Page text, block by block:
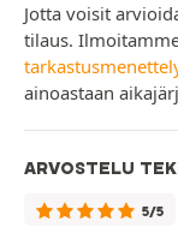
Jotta voisit
tilaus.
ainoastaan
ARVOSTELU
5/5